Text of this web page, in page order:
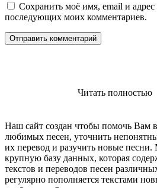
Сохранить моё имя, email и адрес
последующих моих комментариев.
Читать полностью
Наш сайт создан чтобы помочь Вам
любимых песен, уточнить
их перевод и разучить новые
крупную базу данных, которая
текстов и переводов песен
регулярно пополняется текстами